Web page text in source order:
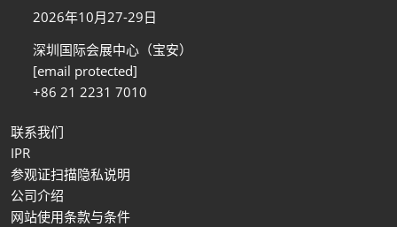
2026年10月27-29日
深圳国际会展中心（宝安）
[email protected]
+86 21 2231 7010
联系我们
IPR
参观证扫描隐私说明
公司介绍
网站使用条款与条件